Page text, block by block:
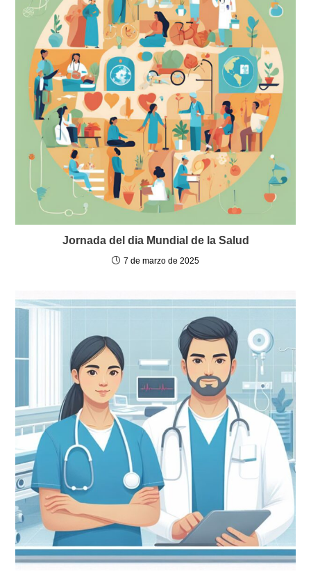
Jornada del dia Mundial de la Salud
7 de marzo de 2025